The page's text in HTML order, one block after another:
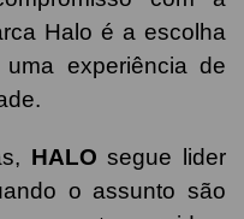
Halo é a escolha
experiência de
HALO segue lider
o assunto são